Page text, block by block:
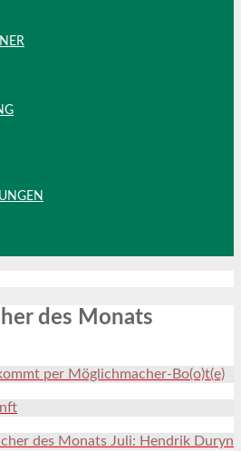
des Monats
per Möglichmacher-Bo(o)t(e)
des Monats Juli: Hendrik Duryn